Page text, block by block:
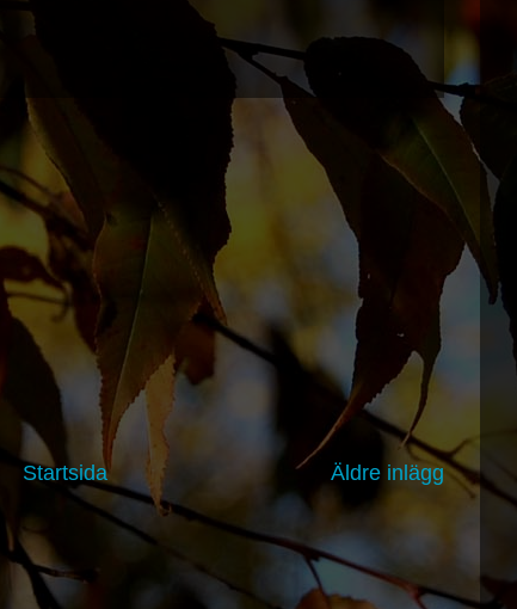
Äldre inlägg
Startsida